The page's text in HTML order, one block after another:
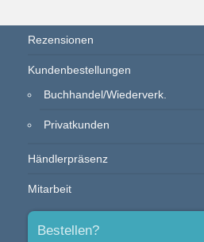
Rezensionen
Kundenbestellungen
Buchhandel/Wiederverk.
Privatkunden
Händlerpräsenz
Mitarbeit
Bestellen?